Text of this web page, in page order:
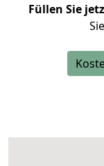
Füllen Sie